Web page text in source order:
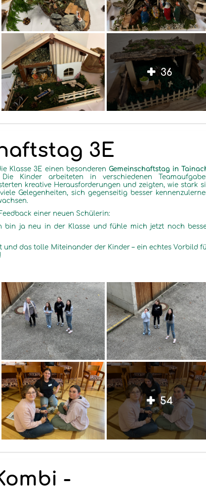
36
3E
Klasse 3E einen besonderen Gemeinschaftstag in
Kinder arbeiteten in verschiedenen
kreative Herausforderungen und zeigten, wie stark
Gelegenheiten, sich gegenseitig besser
einer neuen Schülerin:
bin ja neu in der Klasse und fühle mich jetzt noch
das tolle Miteinander der Kinder – ein echtes Vorbild
54
-